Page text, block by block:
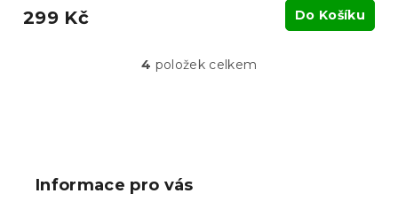
299 Kč Do Košíku
O
4 položek celkem
Informace pro vás